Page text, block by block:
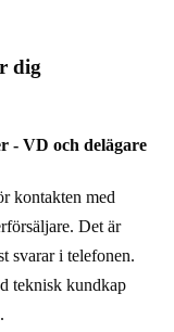
dig
- VD och delägare
kontakten med
Det är
svarar i telefonen.
teknisk kundkap